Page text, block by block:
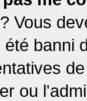
Vous
banni
ou